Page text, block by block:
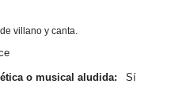
villano y canta.
o musical aludida:
Sí